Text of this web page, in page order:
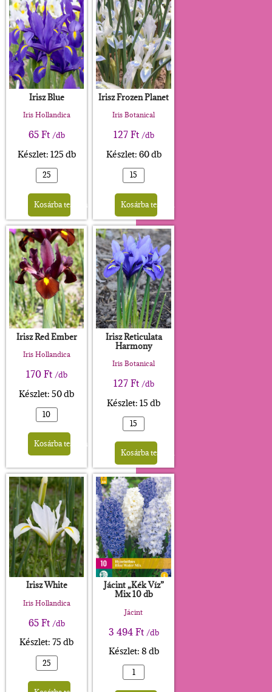
Irisz Blue
Iris Hollandica
65Ft /db
Készlet: 125 db
Kosárba teszem
Alternative:
Irisz Frozen Planet
Iris Botanical
127Ft /db
Készlet: 60 db
Kosárba teszem
Irisz Red Ember
Iris Hollandica
170Ft /db
Készlet: 50 db
Kosárba teszem
Alternative:
Irisz Reticulata
Harmony
Iris Botanical
127Ft /db
Készlet: 15 db
Kosárba teszem
Irisz White
Iris Hollandica
65Ft /db
Készlet: 75 db
Alternative:
Jácint „Kék Víz”
Mix 10 db
Jácint
3 494Ft /db
Készlet: 8 db